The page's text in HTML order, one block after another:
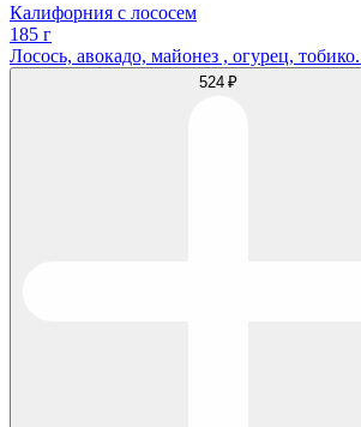
Калифорния с лососем
185 г
Лосось, авокадо, майонез , огурец,
524 ₽